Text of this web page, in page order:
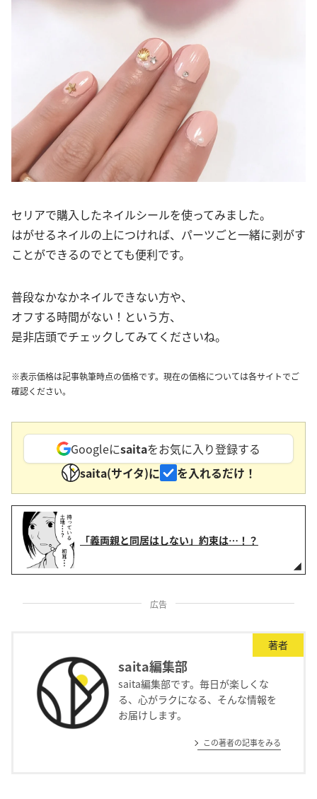
セリアで購入したネイルシールを使ってみました。
はがせるネイルの上につければ、パーツごと一緒に剥がす
ことができるのでとても便利です。
普段なかなかネイルできない方や、
オフする時間がない！という方、
是非店頭でチェックしてみてくださいね。
※表示価格は記事執筆時点の価格です。現在の価格については各サイトでご
確認ください。
Googleにsaitaをお気に入り登録する
saita(サイタ)に
を入れるだけ！
「義両親と同居はしない」約束は…！？
広告
著者
saita編集部
saita編集部です。毎日が楽しくな
る、心がラクになる、そんな情報を
お届けします。
この著者の記事をみる